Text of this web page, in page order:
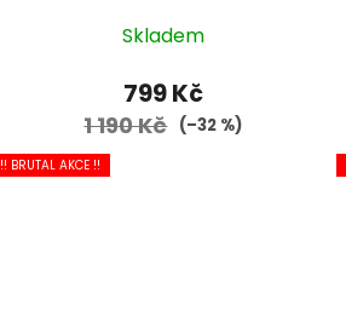
Skladem
799 Kč
1 190 Kč (–32 %)
!! BRUTAL AKCE !!